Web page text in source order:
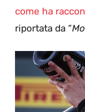
come ha
riportata da “